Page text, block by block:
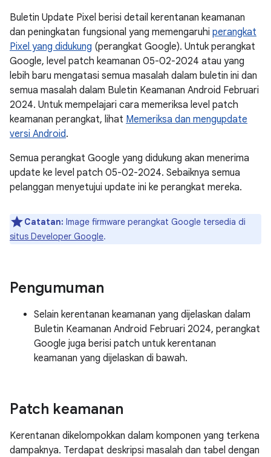
Buletin Update Pixel berisi detail kerentanan keamanan
dan peningkatan fungsional yang memengaruhi perangkat
Pixel yang didukung (perangkat Google). Untuk perangkat
Google, level patch keamanan 05-02-2024 atau yang
lebih baru mengatasi semua masalah dalam buletin ini dan
semua masalah dalam Buletin Keamanan Android Februari
2024. Untuk mempelajari cara memeriksa level patch
keamanan perangkat, lihat Memeriksa dan mengupdate
versi Android.
Semua perangkat Google yang didukung akan menerima
update ke level patch 05-02-2024. Sebaiknya semua
pelanggan menyetujui update ini ke perangkat mereka.
Catatan: Image firmware perangkat Google tersedia di
situs Developer Google.
Pengumuman
Selain kerentanan keamanan yang dijelaskan dalam
Buletin Keamanan Android Februari 2024, perangkat
Google juga berisi patch untuk kerentanan
keamanan yang dijelaskan di bawah.
Patch keamanan
Kerentanan dikelompokkan dalam komponen yang terkena
dampaknya. Terdapat deskripsi masalah dan tabel dengan